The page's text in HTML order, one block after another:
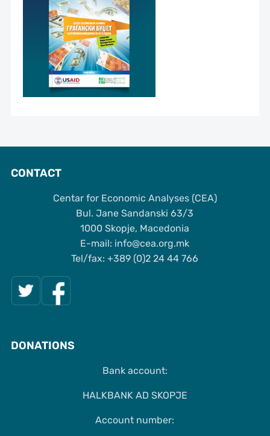
CONTACT
Centar for Economic Analyses (CEA)
Bul. Jane Sandanski 63/3
1000 Skopje, Macedonia
Е-mail: info@cea.org.mk
Tel/fax: +389 (0)2 24 44 766
DONATIONS
Bank account:
HALKBANK AD SKOPJE
Account number: